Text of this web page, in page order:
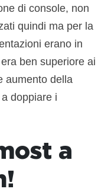
di console, non
quindi ma per la
erano in
ben superiore ai
aumento della
doppiare i
a